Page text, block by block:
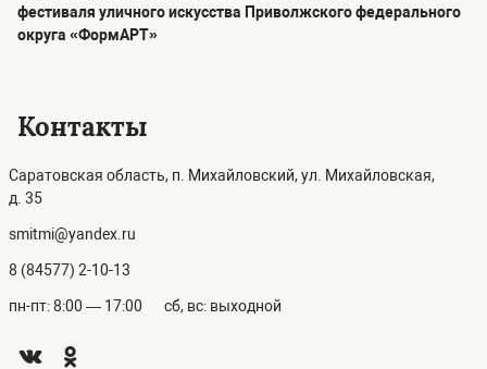
фестиваля уличного искусства Приволжского федерального
округа «ФормАРТ»
Контакты
Саратовская область, п. Михайловский, ул. Михайловская,
д. 35
smitmi@yandex.ru
8 (84577) 2-10-13
пн-пт: 8:00 — 17:00 сб, вс: выходной